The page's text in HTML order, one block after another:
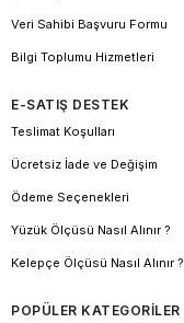
Veri Sahibi Başvuru Formu
Bilgi Toplumu Hizmetleri
E-SATIŞ DESTEK
Teslimat Koşulları
Ücretsiz İade ve Değişim
Ödeme Seçenekleri
Yüzük Ölçüsü Nasıl Alınır ?
Kelepçe Ölçüsü Nasıl Alınır ?
POPÜLER KATEGORİLER